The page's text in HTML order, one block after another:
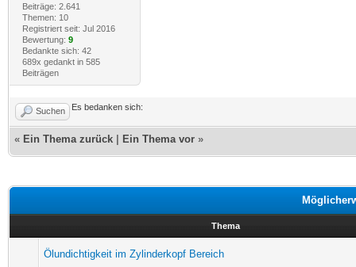
Beiträge: 2.641
Themen: 10
Registriert seit: Jul 2016
Bewertung: 9
Bedankte sich: 42
689x gedankt in 585
Beiträgen
Suchen Es bedanken sich:
« Ein Thema zurück Ein Thema vor »
Thema
Ölundichtigkeit im Zylinderkopf Bereich